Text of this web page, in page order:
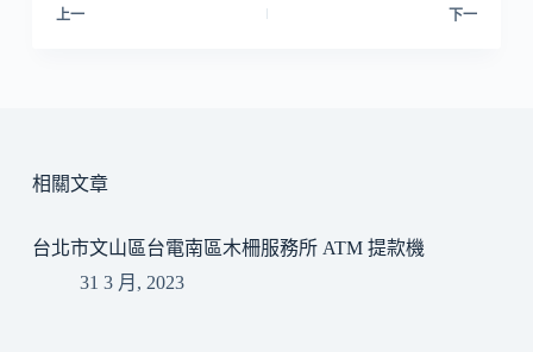
上一 下一
相關文章
台北市文山區台電南區木柵服務所 ATM 提款機
31 3 月, 2023